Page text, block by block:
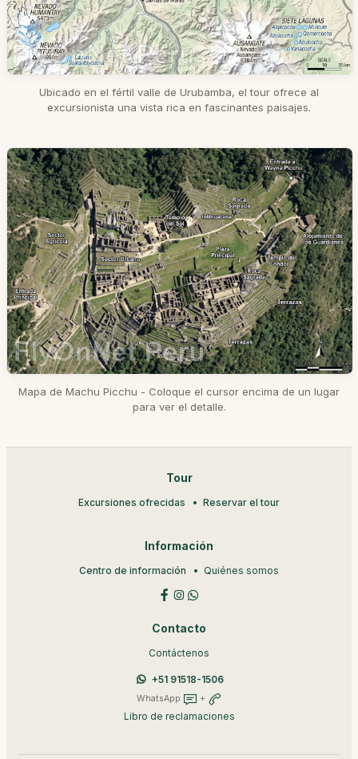
Ubicado en el fértil valle de Urubamba, el tour ofrece al
excursionista una vista rica en fascinantes paisajes.
Mapa de Machu Picchu - Coloque el cursor encima de un lugar
para ver el detalle.
Tour
Excursiones ofrecidas Reservar el tour
Información
Centro de información Quiénes somos
Contacto
Contáctenos
+51 91518-1506
WhatsApp +
Libro de reclamaciones